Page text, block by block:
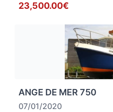
23,500.00€
ANGE DE MER 750
07/01/2020